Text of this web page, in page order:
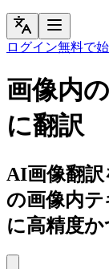
ログイン無料で
画像内
に翻訳
AI画像翻
の画像内テ
に高精度